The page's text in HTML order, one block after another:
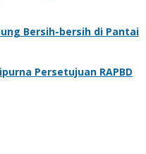
Bersih-bersih di Pantai
Persetujuan RAPBD